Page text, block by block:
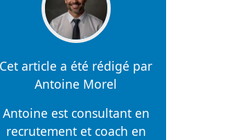
Cet article a été rédigé par
Antoine Morel
Antoine est consultant en
recrutement et coach en